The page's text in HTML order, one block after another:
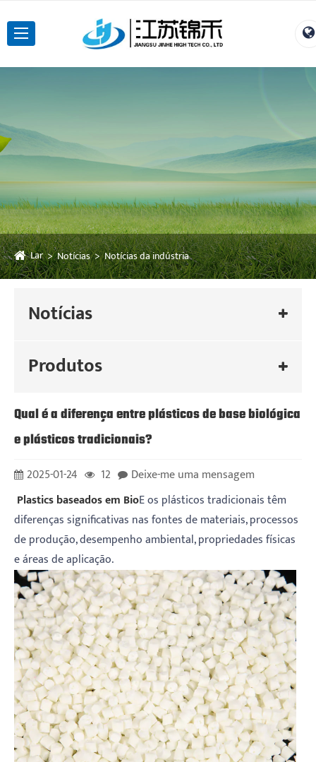
Lar Notícias Notícias da indústria
Notícias
Produtos
Qual é a diferença entre plásticos de base biológica
e plásticos tradicionais?
2025-01-24 12
Deixe-me uma mensagem
‌ Plastics baseados em BioE os plásticos tradicionais têm
diferenças significativas nas fontes de materiais, processos
de produção, desempenho ambiental, propriedades físicas
e áreas de aplicação. ‌